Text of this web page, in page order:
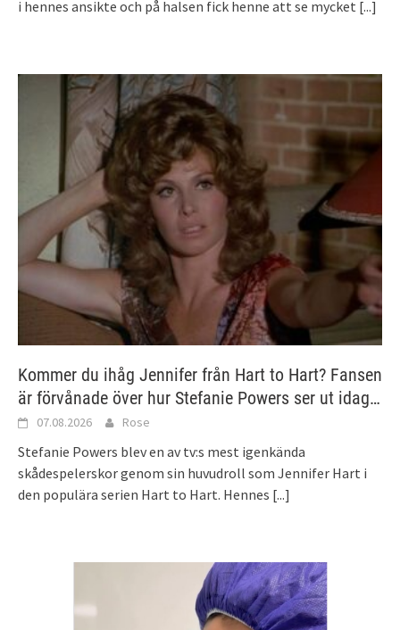
i hennes ansikte och på halsen fick henne att se mycket [...]
Kommer du ihåg Jennifer från Hart to Hart? Fansen
är förvånade över hur Stefanie Powers ser ut idag…
07.08.2026 Rose
Stefanie Powers blev en av tv:s mest igenkända
skådespelerskor genom sin huvudroll som Jennifer Hart i
den populära serien Hart to Hart. Hennes [...]